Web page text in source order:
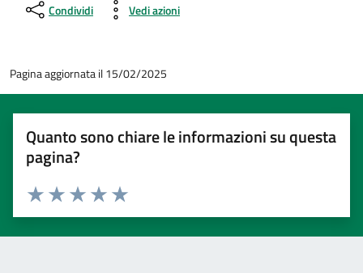
Condividi Vedi azioni
Pagina aggiornata il 15/02/2025
Quanto sono chiare le informazioni su questa
pagina?
Valuta 5 stelle su 5
Valuta 4 stelle su 5
Valuta 3 stelle su 5
Valuta 2 stelle su 5
Valuta 1 stelle su 5